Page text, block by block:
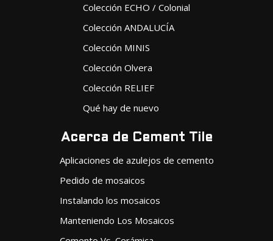
Colección ECHO / Colonial
Colección ANDALUCÍA
Colección MINIS
Colección Olvera
Colección RELIEF
Qué hay de nuevo
Acerca de Cement Tile
Aplicaciones de azulejos de cemento
Pedido de mosaicos
Instalando los mosaicos
Manteniendo Los Mosaicos